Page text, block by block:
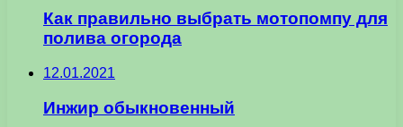
Как правильно выбрать мотопомпу для
полива огорода
12.01.2021
Инжир обыкновенный